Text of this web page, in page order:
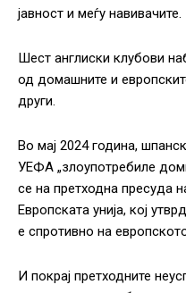
јавност и меѓу навивачите.
Шест англиски клубови
од домашните и
други.
Во мај 2024 година,
УЕФА „злоупотребиле
се на претходна пресуда
Европската унија, кој
е спротивно на
И покрај претходните